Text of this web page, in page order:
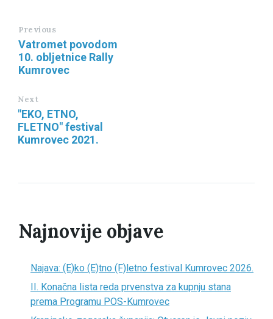
Previous
Vatromet povodom
10. obljetnice Rally
Kumrovec
Next
"EKO, ETNO,
FLETNO" festival
Kumrovec 2021.
Najnovije objave
Najava: (E)ko (E)tno (F)letno festival Kumrovec 2026.
II. Konačna lista reda prvenstva za kupnju stana
prema Programu POS-Kumrovec